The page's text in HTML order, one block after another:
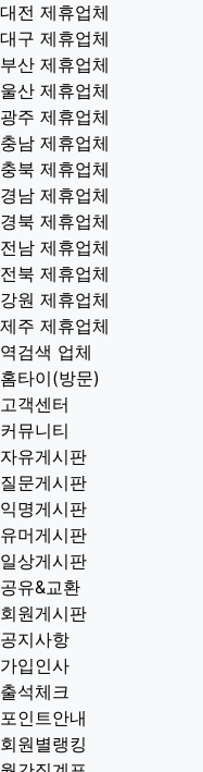
대전 제휴업체
대구 제휴업체
부산 제휴업체
울산 제휴업체
광주 제휴업체
충남 제휴업체
충북 제휴업체
경남 제휴업체
경북 제휴업체
전남 제휴업체
전북 제휴업체
강원 제휴업체
제주 제휴업체
역검색 업체
홈타이(방문)
고객센터
커뮤니티
자유게시판
질문게시판
익명게시판
유머게시판
일상게시판
공유&교환
회원게시판
공지사항
가입인사
출석체크
포인트안내
회원별랭킹